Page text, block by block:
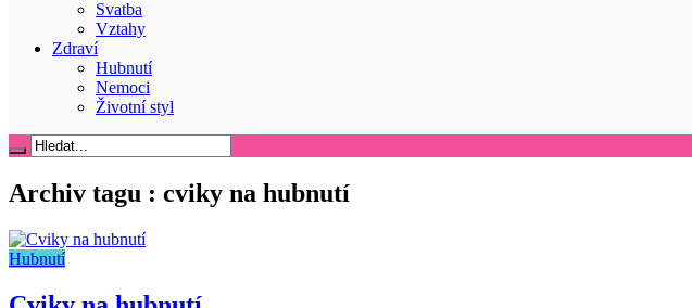
Svatba
Vztahy
Zdraví
Hubnutí
Nemoci
Životní styl
Archiv tagu : cviky na hubnutí
Hubnutí